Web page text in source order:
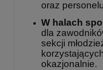
oraz
W halach
dla
sekcji
okazjonalnie.